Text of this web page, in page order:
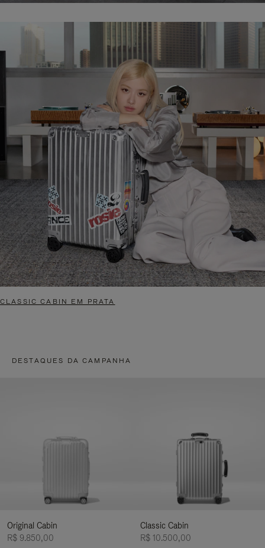
CLASSIC CABIN EM PRATA
DESTAQUES DA CAMPANHA
Original Cabin
R$ 9.850,00
Classic Cabin
R$ 10.500,00